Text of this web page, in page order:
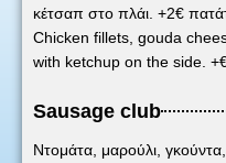
κέτσαπ στο πλάι. +2€
Chicken fillets, gouda
with ketchup on the side.
Sausage club
Ντομάτα, μαρούλι,